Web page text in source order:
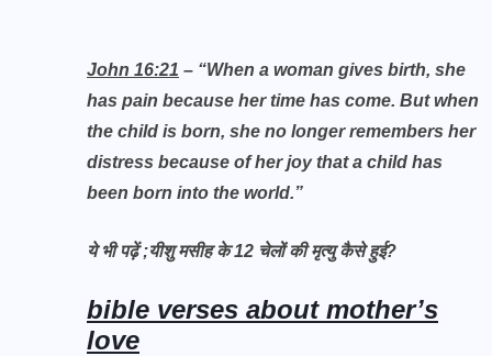
John 16:21 – “When a woman gives birth, she
has pain because her time has come. But when
the child is born, she no longer remembers her
distress because of her joy that a child has
been born into the world.”
ये भी पढ़ें ;यीशु मसीह के 12 चेलों की मृत्यु कैसे हुई?
bible verses about mother’s
love